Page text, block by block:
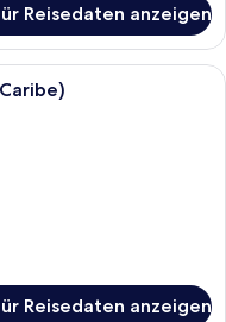
Reisedaten anzeigen
mit zwei Betten,
Reisedaten anzeigen